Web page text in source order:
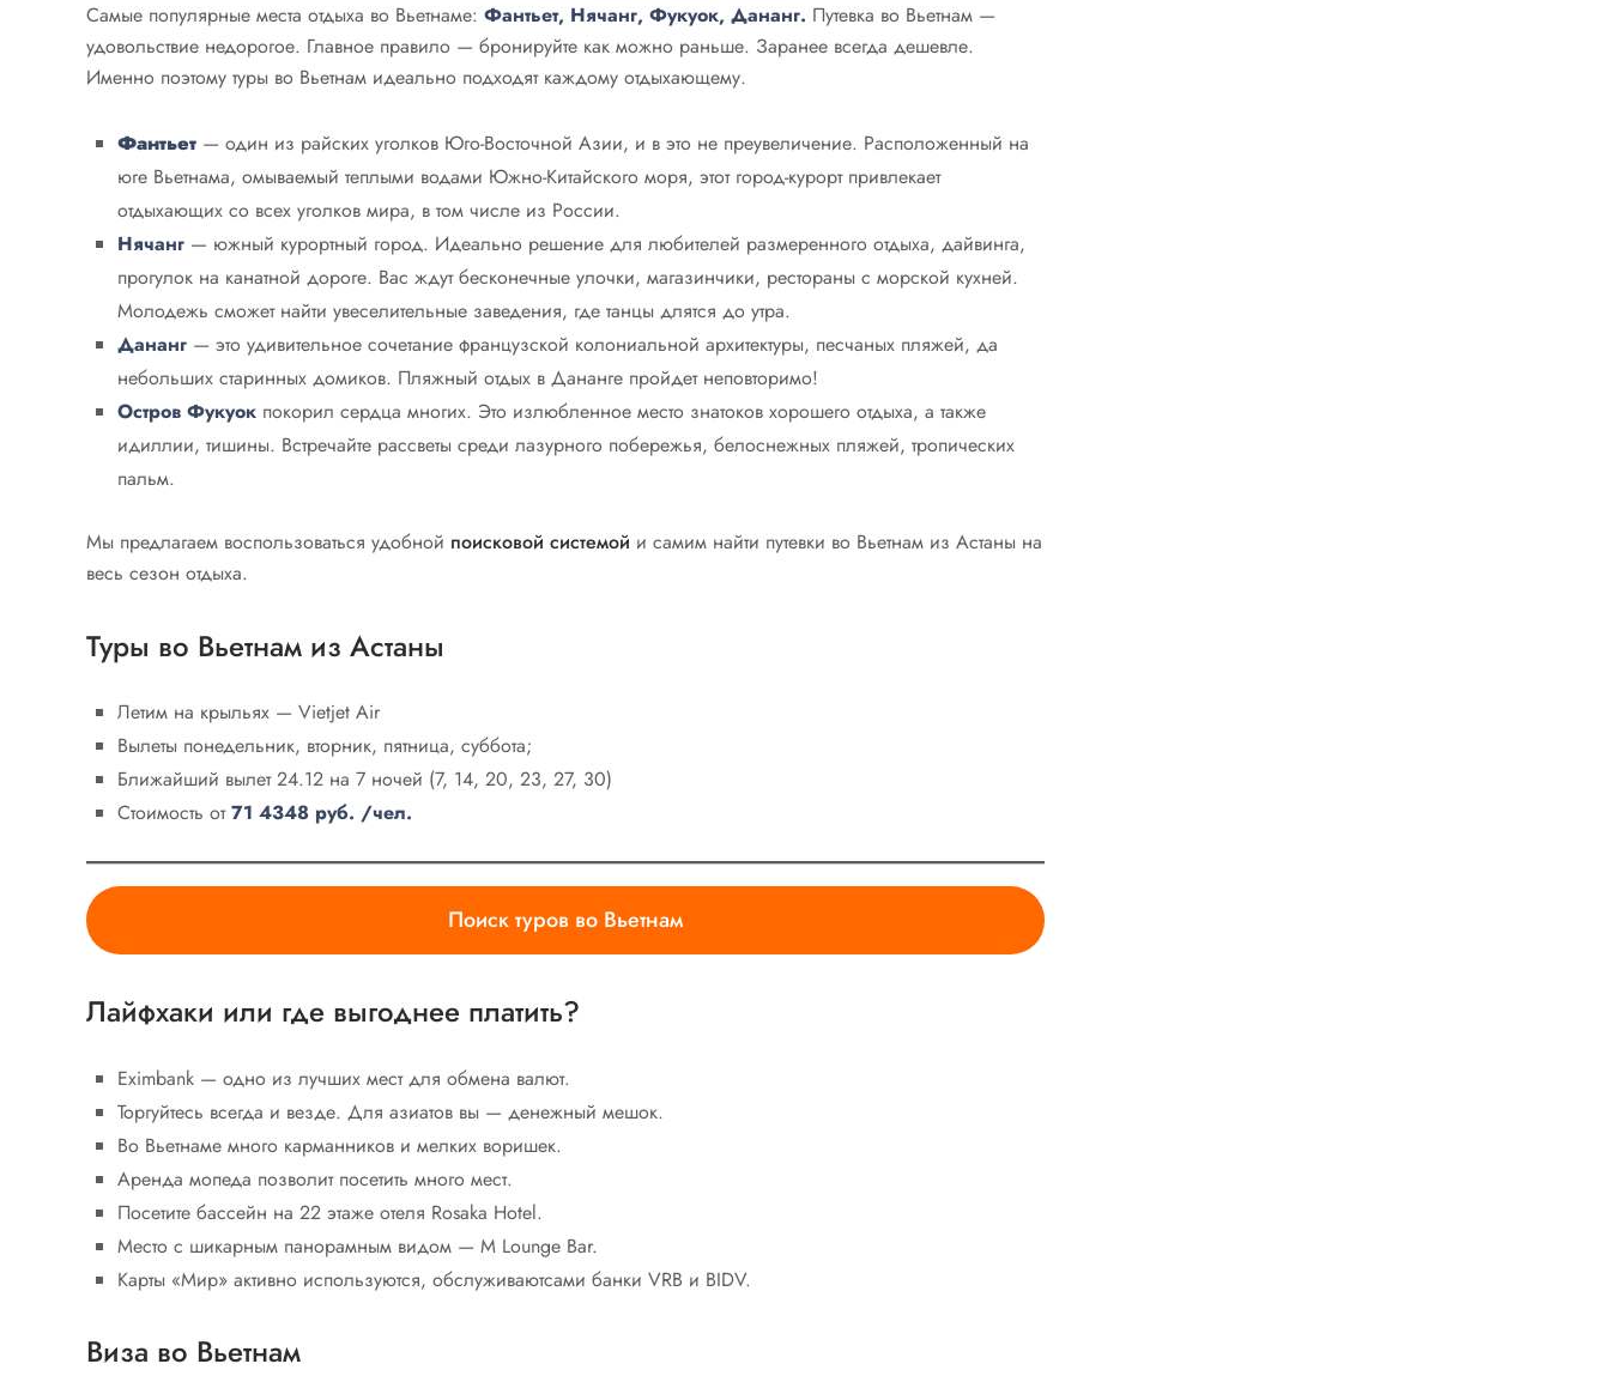
Самые популярные места отдыха во Вьетнаме: Фантьет, Нячанг, Фукуок, Дананг. Путевка во Вьетнам —
удовольствие недорогое. Главное правило — бронируйте как можно раньше. Заранее всегда дешевле.
Именно поэтому туры во Вьетнам идеально подходят каждому отдыхающему.
Фантьет — один из райских уголков Юго-Восточной Азии, и в это не преувеличение. Расположенный на
юге Вьетнама, омываемый теплыми водами Южно-Китайского моря, этот город-курорт привлекает
отдыхающих со всех уголков мира, в том числе из России.
Нячанг — южный курортный город. Идеально решение для любителей размеренного отдыха, дайвинга,
прогулок на канатной дороге. Вас ждут бесконечные улочки, магазинчики, рестораны с морской кухней.
Молодежь сможет найти увеселительные заведения, где танцы длятся до утра.
Дананг — это удивительное сочетание французской колониальной архитектуры, песчаных пляжей, да
небольших старинных домиков. Пляжный отдых в Дананге пройдет неповторимо!
Остров Фукуок покорил сердца многих. Это излюбленное место знатоков хорошего отдыха, а также
идиллии, тишины. Встречайте рассветы среди лазурного побережья, белоснежных пляжей, тропических
пальм.
Мы предлагаем воспользоваться удобной поисковой системой и самим найти путевки во Вьетнам из Астаны на
весь сезон отдыха.
Туры во Вьетнам из Астаны
Летим на крыльях — Vietjet Air
Вылеты понедельник, вторник, пятница, суббота;
Ближайший вылет 24.12 на 7 ночей (7, 14, 20, 23, 27, 30)
Стоимость от71 4348 руб. /чел.
Поиск туров во Вьетнам
Лайфхаки или где выгоднее платить?
Eximbank — одно из лучших мест для обмена валют.
Торгуйтесь всегда и везде. Для азиатов вы — денежный мешок.
Во Вьетнаме много карманников и мелких воришек.
Аренда мопеда позволит посетить много мест.
Посетите бассейн на 22 этаже отеля Rosaka Hotel.
Место с шикарным панорамным видом — M Lounge Bar.
Карты «Мир» активно используются, обслуживаютсами банки VRB и BIDV.
Виза во Вьетнам